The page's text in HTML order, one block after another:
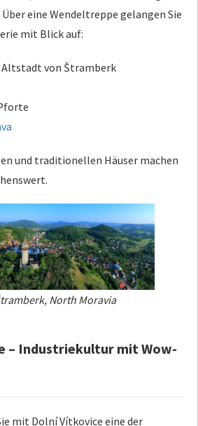
eine Wendeltreppe gelangen Sie
mit Blick auf:
von Štramberk
und traditionellen Häuser machen
North Moravia
– Industriekultur mit Wow-
mit Dolní Vítkovice eine der